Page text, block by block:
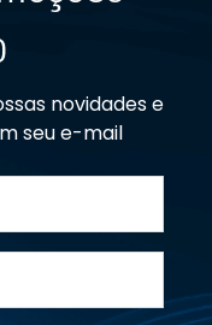
novidades e
seu e-mail